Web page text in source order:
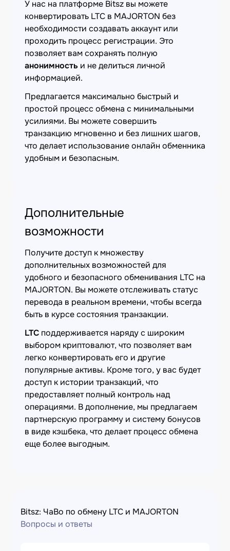
У нас на платформе Bitsz вы можете
конвертировать LTC в MAJORTON без
необходимости создавать аккаунт или
проходить процесс регистрации. Это
позволяет вам сохранять полную
анонимность и не делиться личной
информацией.
Предлагается максимально быстрый и
простой процесс обмена с минимальными
усилиями. Вы можете совершить
транзакцию мгновенно и без лишних шагов,
что делает использование онлайн обменника
удобным и безопасным.
Дополнительные
возможности
Получите доступ к множеству
дополнительных возможностей для
удобного и безопасного обменивания LTC на
MAJORTON. Вы можете отслеживать статус
перевода в реальном времени, чтобы всегда
быть в курсе состояния транзакции.
LTC поддерживается наряду с широким
выбором криптовалют, что позволяет вам
легко конвертировать его и другие
популярные активы. Кроме того, у вас будет
доступ к истории транзакций, что
предоставляет полный контроль над
операциями. В дополнение, мы предлагаем
партнерскую программу и систему бонусов
в виде кэшбека, что делает процесс обмена
еще более выгодным.
Bitsz: ЧаВо по обмену LTC и MAJORTON
Вопросы и ответы